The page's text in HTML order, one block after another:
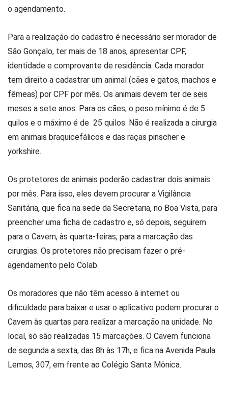
o agendamento.
Para a realização do cadastro é necessário ser morador de
São Gonçalo, ter mais de 18 anos, apresentar CPF,
identidade e comprovante de residência. Cada morador
tem direito a cadastrar um animal (cães e gatos, machos e
fêmeas) por CPF por mês. Os animais devem ter de seis
meses a sete anos. Para os cães, o peso mínimo é de 5
quilos e o máximo é de 25 quilos. Não é realizada a cirurgia
em animais braquicefálicos e das raças pinscher e
yorkshire.
Os protetores de animais poderão cadastrar dois animais
por mês. Para isso, eles devem procurar a Vigilância
Sanitária, que fica na sede da Secretaria, no Boa Vista, para
preencher uma ficha de cadastro e, só depois, seguirem
para o Cavem, às quarta-feiras, para a marcação das
cirurgias. Os protetores não precisam fazer o pré-
agendamento pelo Colab.
Os moradores que não têm acesso à internet ou
dificuldade para baixar e usar o aplicativo podem procurar o
Cavem às quartas para realizar a marcação na unidade. No
local, só são realizadas 15 marcações. O Cavem funciona
de segunda a sexta, das 8h às 17h, e fica na Avenida Paula
Lemos, 307, em frente ao Colégio Santa Mônica.